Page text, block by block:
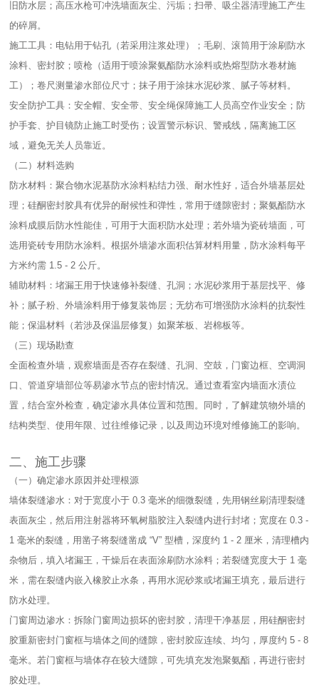
旧防水层；高压水枪可冲洗墙面灰尘、污垢；扫帚、吸尘器清理施工产生
的碎屑。​
施工工具：电钻用于钻孔（若采用注浆处理）；毛刷、滚筒用于涂刷防水
涂料、密封胶；喷枪（适用于喷涂聚氨酯防水涂料或热熔型防水卷材施
工）；卷尺测量渗水部位尺寸；抹子用于涂抹水泥砂浆、腻子等材料。​
安全防护工具：安全帽、安全带、安全绳保障施工人员高空作业安全；防
护手套、护目镜防止施工时受伤；设置警示标识、警戒线，隔离施工区
域，避免无关人员靠近。​
（二）材料选购​
防水材料：聚合物水泥基防水涂料粘结力强、耐水性好，适合外墙基层处
理；硅酮密封胶具有优异的耐候性和弹性，常用于缝隙密封；聚氨酯防水
涂料成膜后防水性能佳，可用于大面积防水处理；若外墙为瓷砖墙面，可
选用瓷砖专用防水涂料。根据外墙渗水面积估算材料用量，防水涂料每平
方米约需 1.5 - 2 公斤。​
辅助材料：堵漏王用于快速修补裂缝、孔洞；水泥砂浆用于基层找平、修
补；腻子粉、外墙涂料用于修复装饰层；无纺布可增强防水涂料的抗裂性
能；保温材料（若涉及保温层修复）如聚苯板、岩棉板等。​
（三）现场勘查​
全面检查外墙，观察墙面是否存在裂缝、孔洞、空鼓，门窗边框、空调洞
口、管道穿墙部位等易渗水节点的密封情况。通过查看室内墙面水渍位
置，结合室外检查，确定渗水具体位置和范围。同时，了解建筑物外墙的
结构类型、使用年限、过往维修记录，以及周边环境对维修施工的影响。​
二、施工步骤​
（一）确定渗水原因并处理根源​
墙体裂缝渗水：对于宽度小于 0.3 毫米的细微裂缝，先用钢丝刷清理裂缝
表面灰尘，然后用注射器将环氧树脂胶注入裂缝内进行封堵；宽度在 0.3 -
1 毫米的裂缝，用凿子将裂缝凿成 “V” 型槽，深度约 1 - 2 厘米，清理槽内
杂物后，填入堵漏王，干燥后在表面涂刷防水涂料；若裂缝宽度大于 1 毫
米，需在裂缝内嵌入橡胶止水条，再用水泥砂浆或堵漏王填充，最后进行
防水处理。​
门窗周边渗水：拆除门窗周边损坏的密封胶，清理干净基层，用硅酮密封
胶重新密封门窗框与墙体之间的缝隙，密封胶应连续、均匀，厚度约 5 - 8
毫米。若门窗框与墙体存在较大缝隙，可先填充发泡聚氨酯，再进行密封
胶处理。​